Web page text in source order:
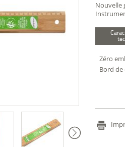
Nouvelle
Zéro
Bord